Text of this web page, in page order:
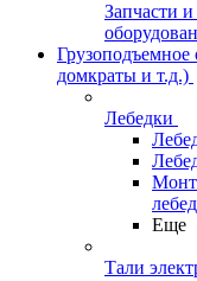
Запчасти и
Грузоподъемное
домкраты и т.д.)
Лебедки
Еще
Тали